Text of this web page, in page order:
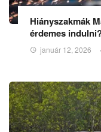
Hiányszakmák
érdemes
január 12, 2026